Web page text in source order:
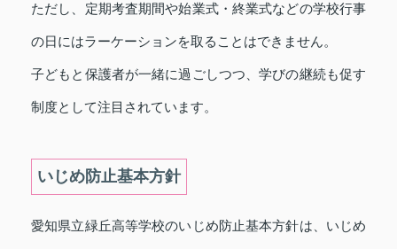
ただし、定期考査期間や始業式・終業式などの学校行事
の日にはラーケーションを取ることはできません。
子どもと保護者が一緒に過ごしつつ、学びの継続も促す
制度として注目されています。
いじめ防止基本方針
愛知県立緑丘高等学校のいじめ防止基本方針は、いじめ